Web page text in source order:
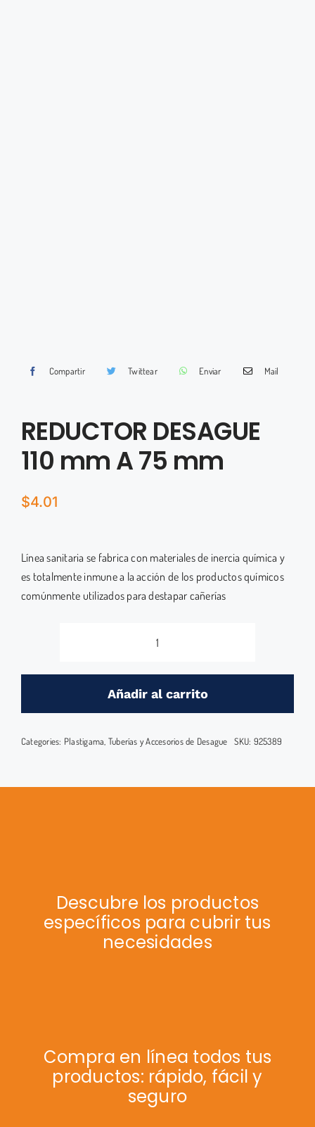
Compartir Twittear Enviar Mail
REDUCTOR DESAGUE
110 mm A 75 mm
$4.01
Línea sanitaria se fabrica con materiales de inercia química y
es totalmente inmune a la acción de los productos químicos
comúnmente utilizados para destapar cañerías
REDUCTOR
110
75
cantidad
Añadir al carrito
Categories: Plastigama, Tuberías y Accesorios de Desague SKU: 925389
Descubre los productos
específicos para cubrir tus
necesidades
Compra en línea todos tus
productos: rápido, fácil y
seguro